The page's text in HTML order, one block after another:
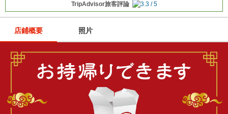
TripAdvisor旅客評論
店鋪概要 照片